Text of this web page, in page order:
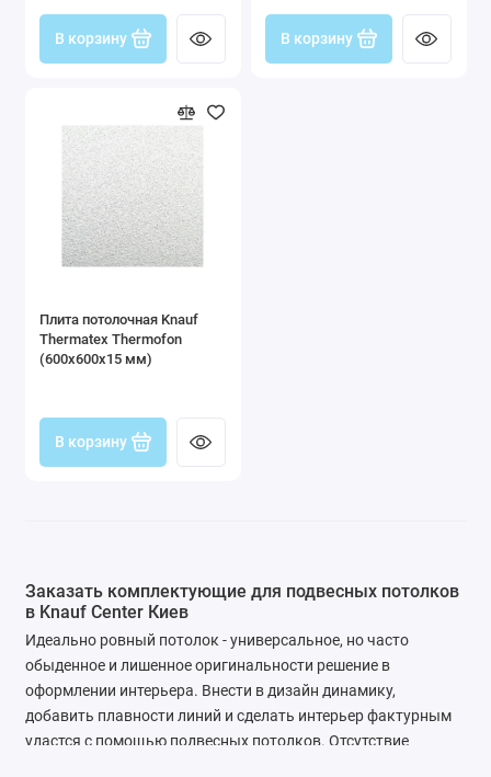
В корзину В корзину
Плита потолочная Knauf
Thermatex Thermofon
(600x600x15 мм)
В корзину
Заказать комплектующие для подвесных потолков
в Knauf Center Киев
Идеально ровный потолок - универсальное, но часто
обыденное и лишенное оригинальности решение в
оформлении интерьера. Внести в дизайн динамику,
добавить плавности линий и сделать интерьер фактурным
удастся с помощью подвесных потолков. Отсутствие